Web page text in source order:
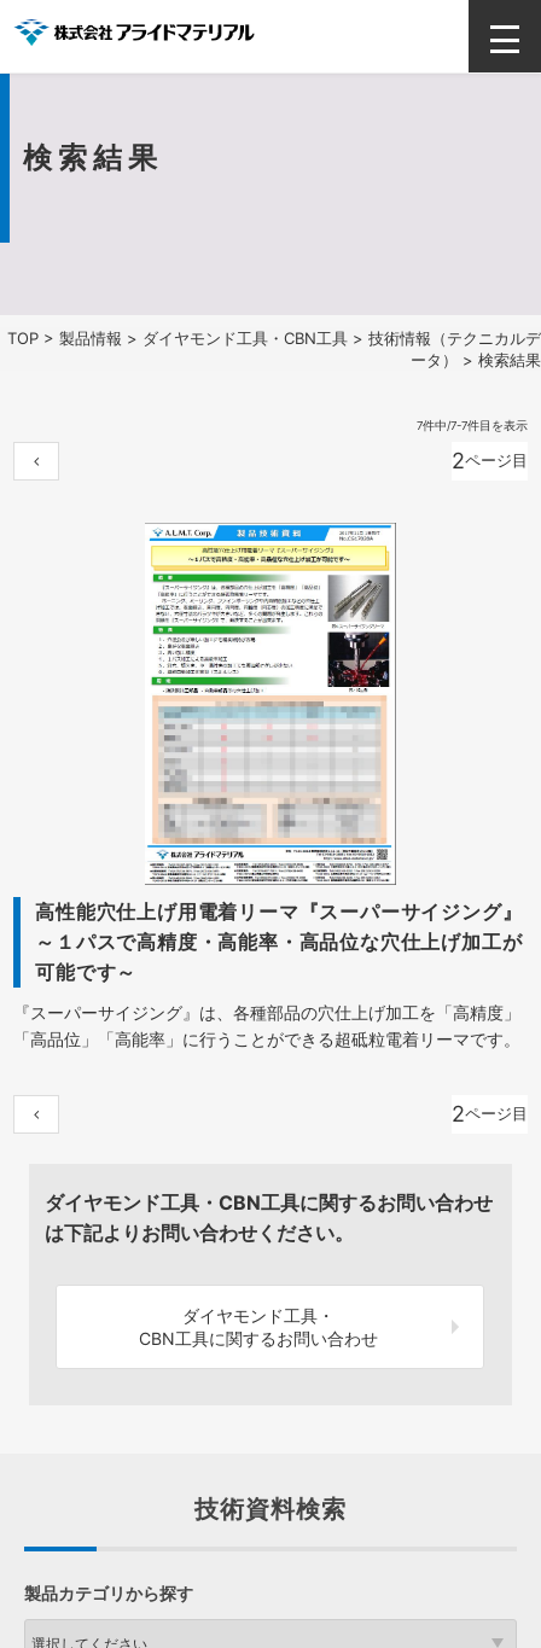
検索結果
TOP > 製品情報 > ダイヤモンド工具・CBN工具 > 技術情報（テクニカルデ
ータ）
> 検索結果
7件中/7-7件目を表示
2
高性能穴仕上げ用電着リーマ『スーパーサイジング』
～１パスで高精度・高能率・高品位な穴仕上げ加工が
可能です～
『スーパーサイジング』は、各種部品の穴仕上げ加工を「高精度」
「高品位」「高能率」に行うことができる超砥粒電着リーマです。
2
ダイヤモンド工具・CBN工具に関するお問い合わせ
は下記よりお問い合わせください。
ダイヤモンド工具・
CBN工具に関するお問い合わせ
技術資料検索
製品カテゴリから探す